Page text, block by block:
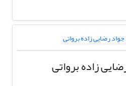
زاده برواتی